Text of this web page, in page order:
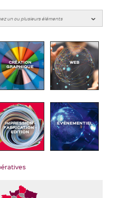
CRÉATION
GRAPHIQUE
WEB
IMPRESSION -
FABRICATION -
EDITION
ÉVÉNEMENTIEL